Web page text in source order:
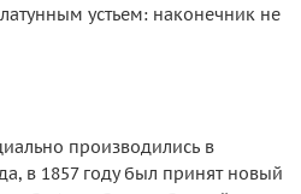
устьем: наконечник не
производились в
в 1857 году был принят новый